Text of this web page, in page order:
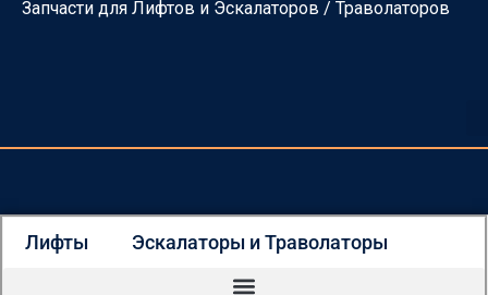
Перейти
Запчасти для Лифтов и Эскалаторов / Траволаторов
Лифты Эскалаторы и Траволаторы